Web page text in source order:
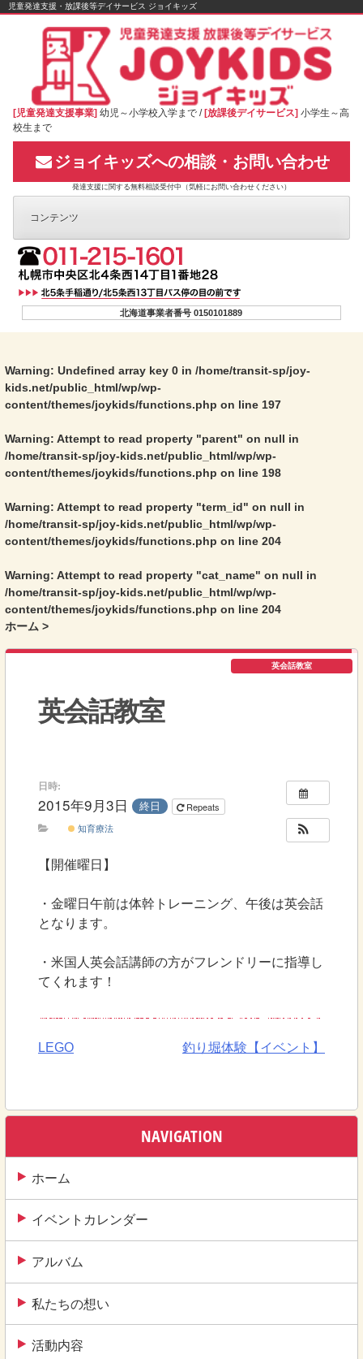
Skip
児童発達支援・放課後等デイサービス ジョイキッズ
[児童発達支援事業] 幼児～小学校入学まで / [放課後デイサービス] 小学生～高
校生まで
ジョイキッズへの相談・お問い合わせ
発達支援に関する無料相談受付中（気軽にお問い合わせください）
コンテンツ
北海道事業者番号 0150101889
Warning: Undefined array key 0 in /home/transit-sp/joy-
kids.net/public_html/wp/wp-
content/themes/joykids/functions.php on line 197
Warning: Attempt to read property "parent" on null in
/home/transit-sp/joy-kids.net/public_html/wp/wp-
content/themes/joykids/functions.php on line 198
Warning: Attempt to read property "term_id" on null in
/home/transit-sp/joy-kids.net/public_html/wp/wp-
content/themes/joykids/functions.php on line 204
Warning: Attempt to read property "cat_name" on null in
/home/transit-sp/joy-kids.net/public_html/wp/wp-
content/themes/joykids/functions.php on line 204
ホーム >
NAVIGATION
ホーム
イベントカレンダー
アルバム
私たちの想い
活動内容
英会話教室
英会話教室
日時:
2015年9月3日 終日
Repeats
知育療法
【開催曜日】
・金曜日午前は体幹トレーニング、午後は英会話
となります。
・米国人英会話講師の方がフレンドリーに指導し
てくれます！
ナ
ゲ
ー
シ
ョ
ン
LEGO 釣り堀体験【イベント】